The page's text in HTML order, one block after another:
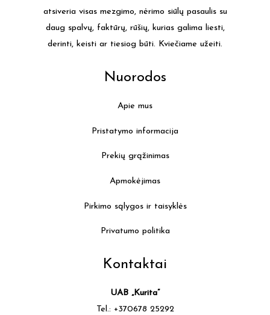
atsiveria visas mezgimo, nėrimo siūlų pasaulis su
daug spalvų, faktūrų, rūšių, kurias galima liesti,
derinti, keisti ar tiesiog būti. Kviečiame užeiti.
Nuorodos
Apie mus
Pristatymo informacija
Prekių grąžinimas
Apmokėjimas
Pirkimo sąlygos ir taisyklės
Privatumo politika
Kontaktai
UAB „Kurita”
Tel.: +370678 25292